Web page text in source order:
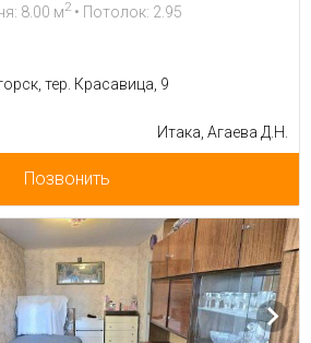
8.00 м2 • Потолок: 2.95
тер. Красавица, 9
Итака, Агаева Д.Н.
Позвонить